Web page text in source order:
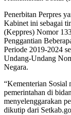
Penerbitan Perpres
Kabinet ini sebagai
(Keppres) Nomor
Penggantian
Periode 2019-2024
Undang-Undang
Negara.
“Kementerian Sosial
pemerintahan di
menyelenggarakan
dikutip dari